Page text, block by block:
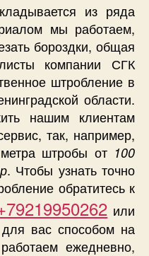
из ряда
мы работаем,
бороздки, общая
компании СГК
штробление в
области.
нашим клиентам
так, например,
метра штробы от 100
. Чтобы узнать точно
обратитесь к
или
вас способом на
ежедневно,